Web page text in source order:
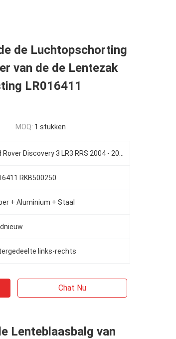
de Luchtopschorting
van de de Lentezak
LR016411
MOQ: 1 stukken
RKB500250
+ Aluminium + Staal
links-rechts
Chat Nu
Lenteblaasbalg van